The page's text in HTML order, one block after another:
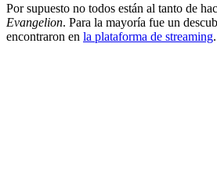
Por supuesto no todos están al tanto de
Evangelion. Para la mayoría fue un
encontraron en la plataforma de streaming.